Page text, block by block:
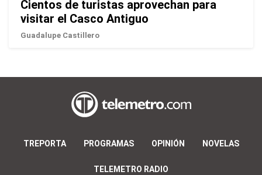
Cientos de turistas aprovechan para
visitar el Casco Antiguo
Guadalupe Castillero
TREPORTA PROGRAMAS OPINIÓN NOVELAS
TELEMETRO RADIO